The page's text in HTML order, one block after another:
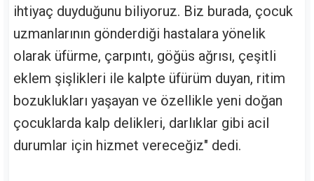
ihtiyaç duyduğunu biliyoruz. Biz burada, çocuk
uzmanlarının gönderdiği hastalara yönelik
olarak üfürme, çarpıntı, göğüs ağrısı, çeşitli
eklem şişlikleri ile kalpte üfürüm duyan, ritim
bozuklukları yaşayan ve özellikle yeni doğan
çocuklarda kalp delikleri, darlıklar gibi acil
durumlar için hizmet vereceğiz" dedi.